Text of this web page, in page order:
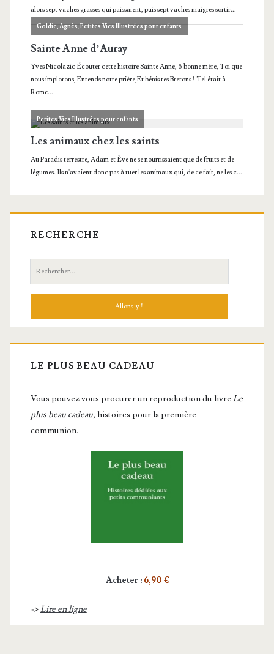
RECHERCHE
Recherche:
LE PLUS BEAU CADEAU
Vous pou­vez vous pro­cu­rer un repro­duc­tion du livre Le
plus beau cadeau, histoires pour la première
communion.
Acheter: 6,90 €
->Lire en ligne